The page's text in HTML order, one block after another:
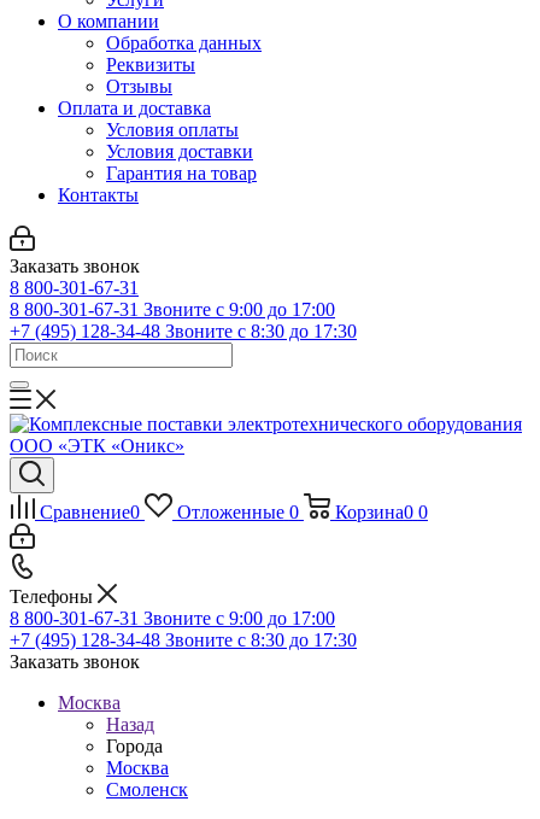
О компании
Обработка данных
Реквизиты
Отзывы
Оплата и доставка
Условия оплаты
Условия доставки
Гарантия на товар
Контакты
Заказать звонок
8 800-301-67-31
8 800-301-67-31 Звоните с 9:00 до 17:00
+7 (495) 128-34-48 Звоните с 8:30 до 17:30
Сравнение0 Отложенные 0 Корзина0 0
Телефоны
8 800-301-67-31 Звоните с 9:00 до 17:00
+7 (495) 128-34-48 Звоните с 8:30 до 17:30
Заказать звонок
Москва
Назад
Города
Москва
Смоленск